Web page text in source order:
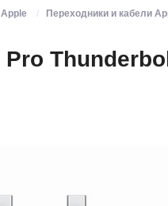
Переходники и кабели
Pro